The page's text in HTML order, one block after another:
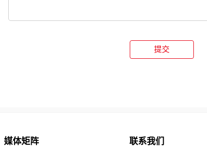
提交
媒体矩阵 联系我们